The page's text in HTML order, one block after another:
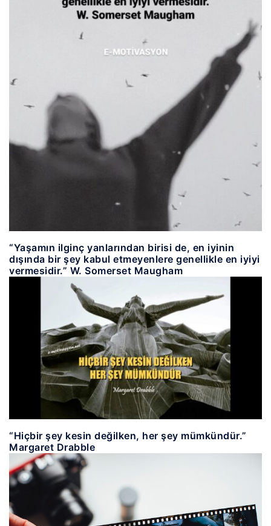
“Yaşamın ilginç yanlarından birisi de, en iyinin
dışında bir şey kabul etmeyenlere genellikle en iyiyi
vermesidir.” W. Somerset Maugham
“Hiçbir şey kesin değilken, her şey mümkündür.”
Margaret Drabble